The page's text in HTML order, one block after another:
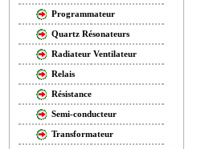
Programmateur
Quartz Résonateurs
Radiateur Ventilateur
Relais
Résistance
Semi-conducteur
Transformateur